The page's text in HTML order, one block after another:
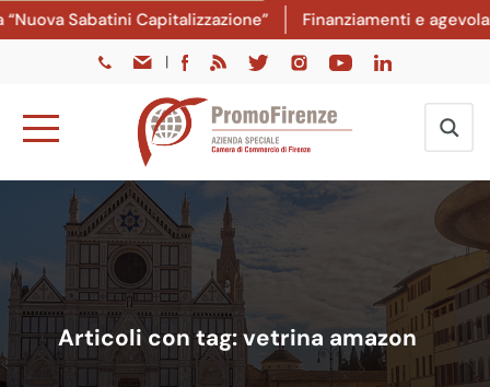
Sabatini Capitalizzazione” Finanziamenti e
|
Articoli con tag: vetrina amazon